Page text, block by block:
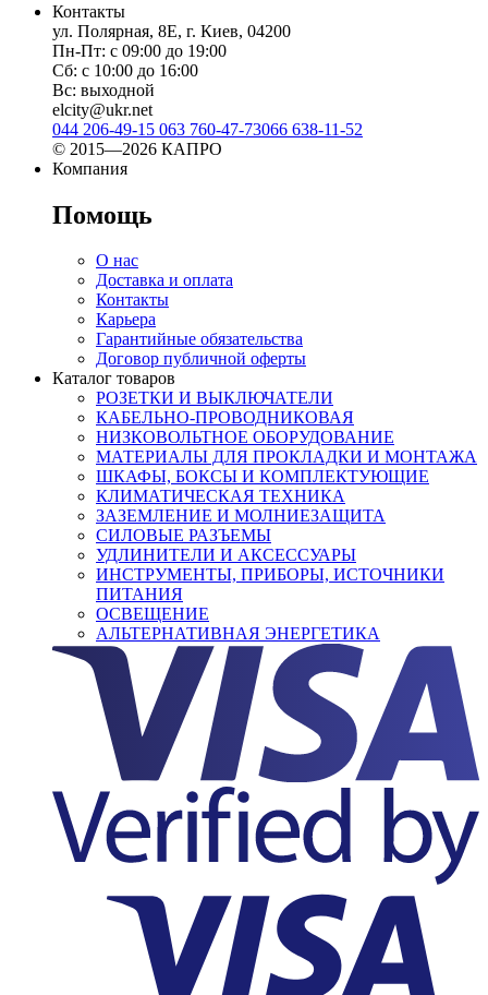
Контакты
ул. Полярная, 8Е, г. Киев, 04200
Пн-Пт: с 09:00 до 19:00
Сб: с 10:00 до 16:00
Вс: выходной
elcity@ukr.net
044 206-49-15 063 760-47-73066 638-11-52
© 2015—2026 КАПРО
Компания
Помощь
О нас
Доставка и оплата
Контакты
Карьера
Гарантийные обязательства
Договор публичной оферты
Каталог товаров
РОЗЕТКИ И ВЫКЛЮЧАТЕЛИ
КАБЕЛЬНО-ПРОВОДНИКОВАЯ
НИЗКОВОЛЬТНОЕ ОБОРУДОВАНИЕ
МАТЕРИАЛЫ ДЛЯ ПРОКЛАДКИ И МОНТАЖА
ШКАФЫ, БОКСЫ И КОМПЛЕКТУЮЩИЕ
КЛИМАТИЧЕСКАЯ ТЕХНИКА
ЗАЗЕМЛЕНИЕ И МОЛНИЕЗАЩИТА
СИЛОВЫЕ РАЗЪЕМЫ
УДЛИНИТЕЛИ И АКСЕССУАРЫ
ИНСТРУМЕНТЫ, ПРИБОРЫ, ИСТОЧНИКИ
ПИТАНИЯ
ОСВЕЩЕНИЕ
АЛЬТЕРНАТИВНАЯ ЭНЕРГЕТИКА